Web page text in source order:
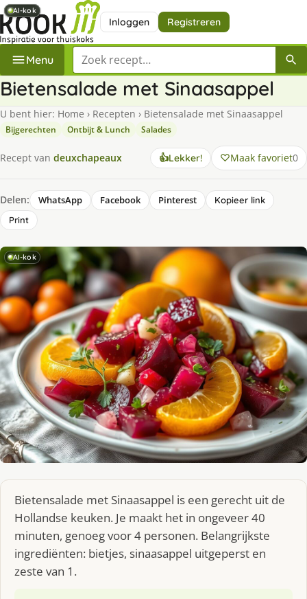
Inloggen Registreren
Menu Zoek een recept
Bietensalade met Sinaasappel
U bent hier: Home › Recepten › Bietensalade met Sinaasappel
Bijgerechten Ontbijt & Lunch Salades
Recept van deuxchapeaux 👍Lekker! Maak favoriet0
Delen: WhatsApp Facebook Pinterest
Kopieer link
Print
AI-kok
Bietensalade met Sinaasappel is een gerecht uit de
Hollandse keuken. Je maakt het in ongeveer 40
minuten, genoeg voor 4 personen. Belangrijkste
ingrediënten: bietjes, sinaasappel uitgeperst en
zeste van 1.
AI-kok
AI-kok
AI-kok